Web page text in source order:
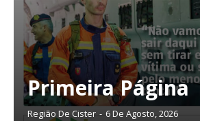
Primeira Página
Região De Cister - 6 De Agosto, 2026